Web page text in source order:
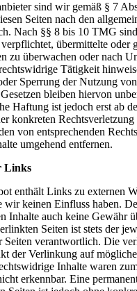
sind wir gemäß § 7
Seiten nach den
Nach §§ 8 bis 10 TMG
übermittelte oder
zu überwachen oder nach
Tätigkeit
Sperrung der Nutzung
bleiben hiervon
Haftung ist jedoch erst ab
konkreten
von entsprechenden
umgehend entfernen.
Links
enthält Links zu externen
wir keinen Einfluss haben.
Inhalte auch keine Gewähr
Seiten ist stets der
Seiten verantwortlich. Die
der Verlinkung auf
Inhalte waren
erkennbar. Eine